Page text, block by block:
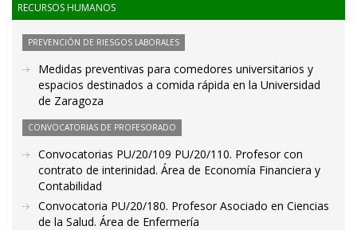
RECURSOS HUMANOS
PREVENCIÓN DE RIESGOS LABORALES
Medidas preventivas para comedores universitarios y
espacios destinados a comida rápida en la Universidad
de Zaragoza
CONVOCATORIAS DE PROFESORADO
Convocatorias PU/20/109 PU/20/110. Profesor con
contrato de interinidad. Área de Economía Financiera y
Contabilidad
Convocatoria PU/20/180. Profesor Asociado en Ciencias
de la Salud. Área de Enfermería